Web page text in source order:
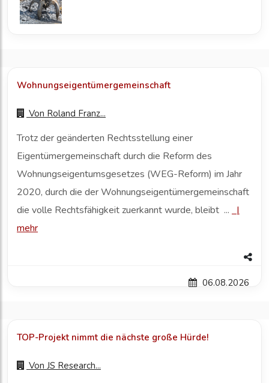
Wohnungseigentümergemeinschaft
Von Roland Franz...
Trotz der geänderten Rechtsstellung einer
Eigentümergemeinschaft durch die Reform des
Wohnungseigentumsgesetzes (WEG-Reform) im Jahr
2020, durch die der Wohnungseigentümergemeinschaft
die volle Rechtsfähigkeit zuerkannt wurde, bleibt ... |
mehr
06.08.2026
TOP-Projekt nimmt die nächste große Hürde!
Von JS Research...